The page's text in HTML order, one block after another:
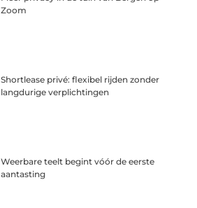
Zoom
Shortlease privé: flexibel rijden zonder
langdurige verplichtingen
Weerbare teelt begint vóór de eerste
aantasting